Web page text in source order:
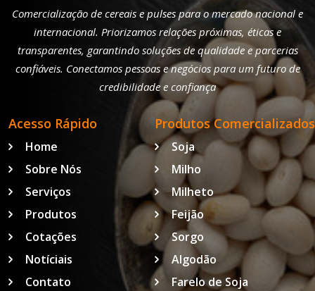
Comercialização de cereais e pulses para o mercado nacional e
internacional. Priorizamos relações próximas, éticas e
transparentes, garantindo soluções de qualidade e parcerias
confiáveis. Conectamos pessoas e negócios para um futuro de
credibilidade e confiança
Acesso Rápido
Home
Sobre Nós
Serviços
Produtos
Cotações
Notíciais
Contato
Produtos Comercializados
Soja
Milho
Milheto
Feijão
Sorgo
Algodão
Farelo de Soja